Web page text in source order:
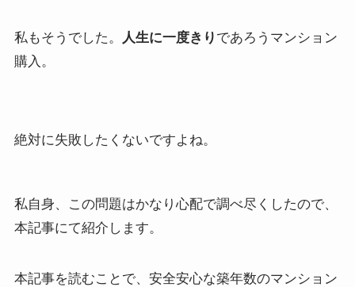
私もそうでした。 人生に一度きり であろうマンション
購入。
絶対に失敗したくないですよね。
私自身、この問題はかなり心配で調べ尽くしたので、
本記事にて紹介します。
本記事を読むことで、安全安心な築年数のマンション